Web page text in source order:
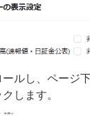
ルし、ページ
します。